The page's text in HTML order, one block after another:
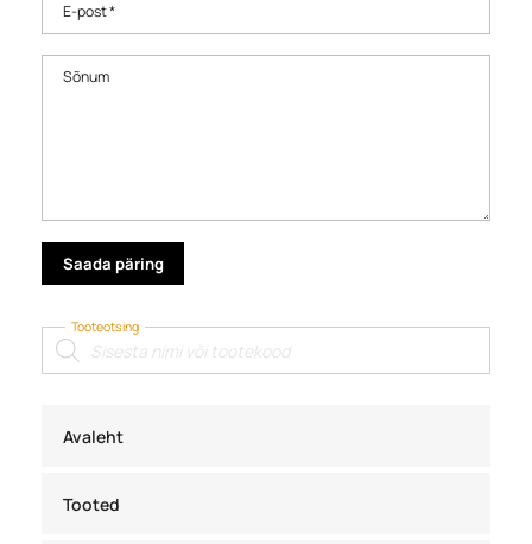
Tooteotsing
Products
search
Avaleht
Tooted
E-post *
Sõnum